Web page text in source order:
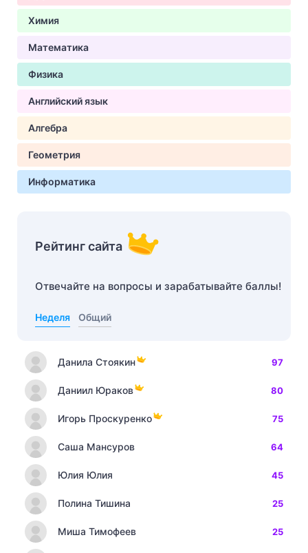
Химия
Математика
Физика
Английский язык
Алгебра
Геометрия
Информатика
Рейтинг сайта
Отвечайте на вопросы и зарабатывайте баллы!
Неделя Общий
Данила Стоякин 97
Даниил Юраков 80
Игорь Проскуренко 75
Саша Мансуров 64
Юлия Юлия 45
Полина Тишина 25
Миша Тимофеев 25